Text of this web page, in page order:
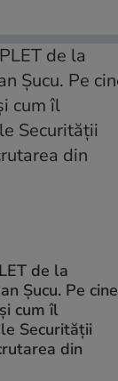
de la
Șucu. Pe cine
cum îl
Securității
din